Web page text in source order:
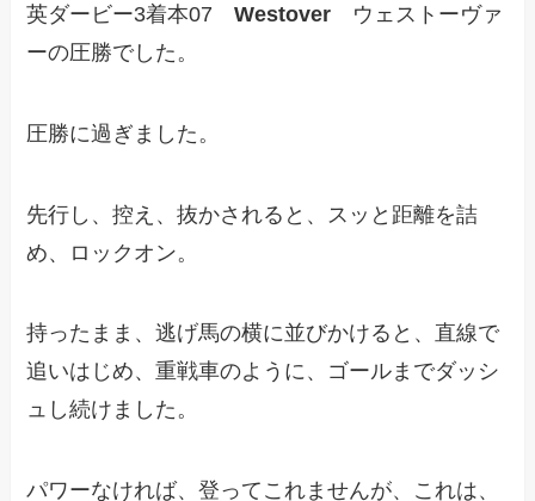
英ダービー3着本07Westover ウェストーヴァ
ーの圧勝でした。
圧勝に過ぎました。
先行し、控え、抜かされると、スッと距離を詰
め、ロックオン。
持ったまま、逃げ馬の横に並びかけると、直線で
追いはじめ、重戦車のように、ゴールまでダッシ
ュし続けました。
パワーなければ、登ってこれませんが、これは、